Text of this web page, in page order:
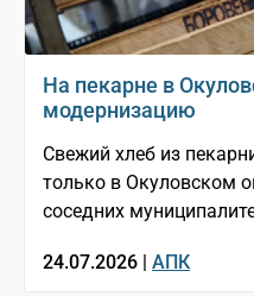
На пекарне в
модернизацию
Свежий хлеб из
только в Окуловском
соседних
24.07.2026 | АПК